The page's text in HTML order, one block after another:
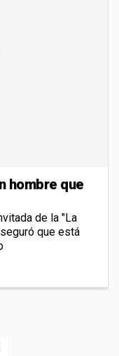
hombre que
de la "La
que está